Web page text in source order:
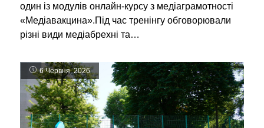
один із модулів онлайн-курсу з медіаграмотності
«Медіавакцина».Під час тренінгу обговорювали
різні види медіабрехні та…
6 Червня, 2026